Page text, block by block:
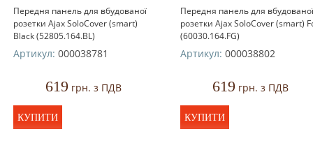
Передня панель для вбудованої
розетки Ajax SoloCover (smart)
Black (52805.164.BL)
Артикул: 000038781
619 грн. з ПДВ
КУПИТИ
Передня панель для вбудованої
розетки Ajax SoloCover (smart)
(60030.164.FG)
Артикул: 000038802
619 грн. з ПДВ
КУПИТИ